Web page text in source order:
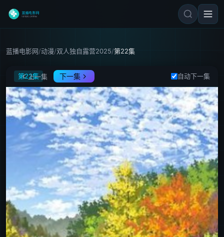
蓝播电影网/动漫/双人独自露营2025/第22集
双人独自露营2025
第22集上一集 下一集 自动下一集